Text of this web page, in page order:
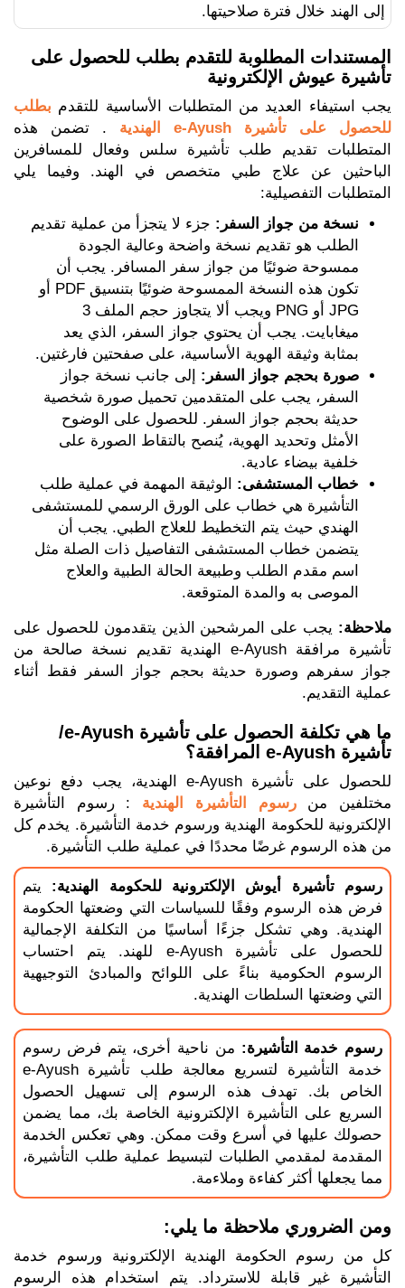
إلى الهند خلال فترة صلاحيتها.
المستندات المطلوبة للتقدم بطلب للحصول على
تأشيرة عيوش الإلكترونية
يجب استيفاء العديد من المتطلبات الأساسية للتقدم بطلب
للحصول على تأشيرة e-Ayush الهندية
. تضمن هذه
المتطلبات تقديم طلب تأشيرة سلس وفعال للمسافرين
الباحثين عن علاج طبي متخصص في الهند. وفيما يلي
المتطلبات التفصيلية:
نسخة من جواز السفر: جزء لا يتجزأ من عملية تقديم
الطلب هو تقديم نسخة واضحة وعالية الجودة
ممسوحة ضوئيًا من جواز سفر المسافر. يجب أن
تكون هذه النسخة الممسوحة ضوئيًا بتنسيق PDF أو
JPG أو PNG ويجب ألا يتجاوز حجم الملف 3
ميغابايت. يجب أن يحتوي جواز السفر، الذي يعد
بمثابة وثيقة الهوية الأساسية، على صفحتين فارغتين.
صورة بحجم جواز السفر: إلى جانب نسخة جواز
السفر، يجب على المتقدمين تحميل صورة شخصية
حديثة بحجم جواز السفر. للحصول على الوضوح
الأمثل وتحديد الهوية، يُنصح بالتقاط الصورة على
خلفية بيضاء عادية.
خطاب المستشفى: الوثيقة المهمة في عملية طلب
التأشيرة هي خطاب على الورق الرسمي للمستشفى
الهندي حيث يتم التخطيط للعلاج الطبي. يجب أن
يتضمن خطاب المستشفى التفاصيل ذات الصلة مثل
اسم مقدم الطلب وطبيعة الحالة الطبية والعلاج
الموصى به والمدة المتوقعة.
ملاحظة: يجب على المرشحين الذين يتقدمون للحصول على
تأشيرة مرافقة e-Ayush الهندية تقديم نسخة صالحة من
جواز سفرهم وصورة حديثة بحجم جواز السفر فقط أثناء
عملية التقديم.
ما هي تكلفة الحصول على تأشيرة e-Ayush/
تأشيرة e-Ayush المرافقة؟
للحصول على تأشيرة e-Ayush الهندية، يجب دفع نوعين
مختلفين منرسوم التأشيرة الهندية : رسوم التأشيرة
الإلكترونية للحكومة الهندية ورسوم خدمة التأشيرة. يخدم كل
من هذه الرسوم غرضًا محددًا في عملية طلب التأشيرة.
رسوم تأشيرة أيوش الإلكترونية للحكومة الهندية: يتم
فرض هذه الرسوم وفقًا للسياسات التي وضعتها الحكومة
الهندية. وهي تشكل جزءًا أساسيًا من التكلفة الإجمالية
للحصول على تأشيرة e-Ayush للهند. يتم احتساب
الرسوم الحكومية بناءً على اللوائح والمبادئ التوجيهية
التي وضعتها السلطات الهندية.
رسوم خدمة التأشيرة: من ناحية أخرى، يتم فرض رسوم
خدمة التأشيرة لتسريع معالجة طلب تأشيرة e-Ayush
الخاص بك. تهدف هذه الرسوم إلى تسهيل الحصول
السريع على التأشيرة الإلكترونية الخاصة بك، مما يضمن
حصولك عليها في أسرع وقت ممكن. وهي تعكس الخدمة
المقدمة لمقدمي الطلبات لتبسيط عملية طلب التأشيرة،
مما يجعلها أكثر كفاءة وملاءمة.
ومن الضروري ملاحظة ما يلي:
كل من رسوم الحكومة الهندية الإلكترونية ورسوم خدمة
التأشيرة غير قابلة للاسترداد. يتم استخدام هذه الرسوم